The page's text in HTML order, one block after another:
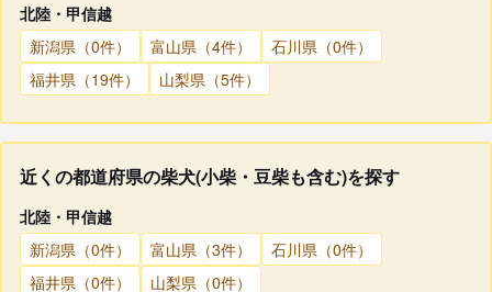
北陸・甲信越
新潟県（0件）
富山県（4件）
石川県（0件）
福井県（19件）
山梨県（5件）
近くの都道府県の柴犬(小柴・豆柴も含む)を探す
北陸・甲信越
新潟県（0件）
富山県（3件）
石川県（0件）
福井県（0件）
山梨県（0件）